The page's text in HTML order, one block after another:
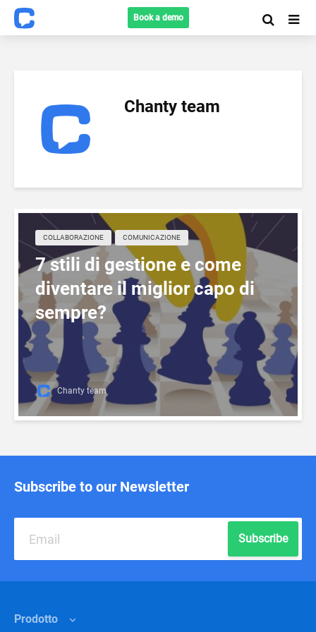
Book a demo
Chanty team
COLLABORAZIONE COMUNICAZIONE
7 stili di gestione e come
diventare il miglior capo di
sempre?
Chanty team
Subscribe to our Newsletter
Subscribe
Prodotto